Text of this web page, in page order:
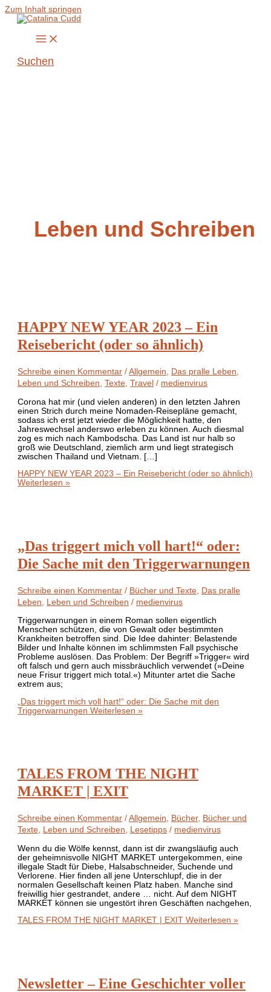
Zum Inhalt springen
Suchen
Leben und Schreiben
HAPPY NEW YEAR 2023 – Ein
Reisebericht (oder so ähnlich)
Schreibe einen Kommentar /Allgemein Das pralle Leben
Leben und Schreiben ,Texte ,Travel / medienvirus
Corona hat mir (und vielen anderen) in den letzten Jahren
einen Strich durch meine Nomaden-Reisepläne gemacht,
sodass ich erst jetzt wieder die Möglichkeit hatte, den
Jahreswechsel anderswo erleben zu können. Auch diesmal
zog es mich nach Kambodscha. Das Land ist nur halb so
groß wie Deutschland, ziemlich arm und liegt strategisch
zwischen Thailand und Vietnam. […]
HAPPY NEW YEAR 2023 – Ein Reisebericht (oder so ähnlich)
Weiterlesen »
„Das triggert mich voll hart!“ oder:
Die Sache mit den Triggerwarnungen
Schreibe einen Kommentar / Bücher und Texte Das pralle
Leben
Leben und Schreiben / medienvirus
Triggerwarnungen in einem Roman sollen eigentlich
Menschen schützen, die von Gewalt oder bestimmten
Krankheiten betroffen sind. Die Idee dahinter: Belastende
Bilder und Inhalte können im schlimmsten Fall psychische
Probleme auslösen. Das Problem: Der Begriff »Trigger« wird
oft falsch und gern auch missbräuchlich verwendet (»Deine
neue Frisur triggert mich total.«) Mitunter artet die Sache
extrem aus;
„Das triggert mich voll hart!“ oder: Die Sache mit den
Triggerwarnungen Weiterlesen »
TALES FROM THE NIGHT
MARKET | EXIT
Schreibe einen Kommentar /Allgemein, Bücher, Bücher und
Texte, Leben und Schreiben, Lesetipps / medienvirus
Wenn du die Wölfe kennst, dann ist dir zwangsläufig auch
der geheimnisvolle NIGHT MARKET untergekommen, eine
illegale Stadt für Diebe, Halsabschneider, Suchende und
Verlorene. Hier finden all jene Unterschlupf, die in der
normalen Gesellschaft keinen Platz haben. Manche sind
freiwillig hier gestrandet, andere … nicht. Auf dem NIGHT
MARKET können sie ungestört ihren Geschäften nachgehen,
TALES FROM THE NIGHT MARKET | EXIT Weiterlesen »
Newsletter – Eine Geschichter voller